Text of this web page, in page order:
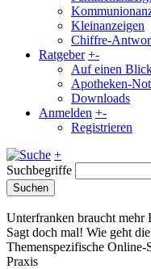
Kleinanzeigen
Chiffre-
Ratgeber +-
Auf einen
Apotheken-
Downloads
Anmelden +-
Registrieren
+
Suchbegriffe
Suchen
Unterfranken braucht mehr
Sagt doch mal! Wie geht
Themenspezifische Online-
Praxis